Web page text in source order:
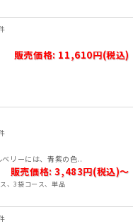
販売価格: 11,610円(税込)
リーには、青紫の色..
販売価格: 3,483円(税込)～
、3袋コース、単品